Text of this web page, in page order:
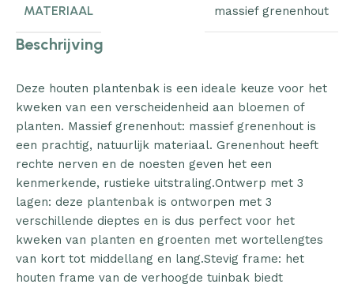
MATERIAAL massief grenenhout
Beschrijving
Deze houten plantenbak is een ideale keuze voor het
kweken van een verscheidenheid aan bloemen of
planten. Massief grenenhout: massief grenenhout is
een prachtig, natuurlijk materiaal. Grenenhout heeft
rechte nerven en de noesten geven het een
kenmerkende, rustieke uitstraling.Ontwerp met 3
lagen: deze plantenbak is ontworpen met 3
verschillende dieptes en is dus perfect voor het
kweken van planten en groenten met wortellengtes
van kort tot middellang en lang.Stevig frame: het
houten frame van de verhoogde tuinbak biedt